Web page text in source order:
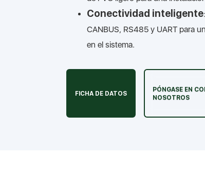
Conectividad inteligente
CANBUS, RS485 y UART para
en el sistema.
FICHA DE DATOS
PÓNGASE EN
NOSOTROS